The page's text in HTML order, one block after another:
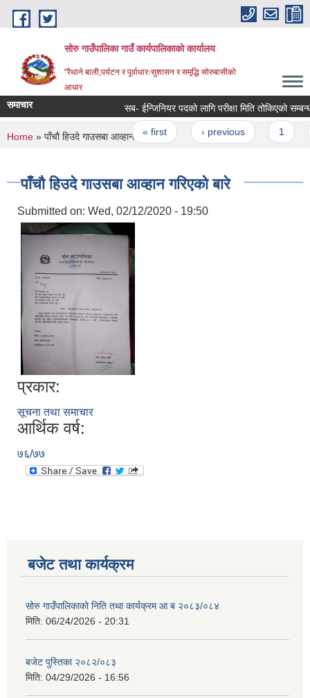
Skip to main content
सोरु गाउँपालिका गाउँ कार्यपालिकाको कार्यालय
"रैथाने बाली,पर्यटन र पूर्वाधारःसुशासन र समृद्धि सोरुबासीको
आधार
समाचार सब- ईन्जिनियर पदको लागि परीक्षा मिति तोकिएको
Pages
« first ‹ previous
You are here
Home » पाँचौ हिउदे गाउसबा आव्हान गरिएको बारे
पाँचौ हिउदे गाउसबा आव्हान गरिएको बारे
Submitted on: Wed, 02/12/2020 - 19:50
प्रकार:
सूचना तथा समाचार
आर्थिक वर्ष:
७६/७७
बजेट तथा कार्यक्रम
सोरु गाउँपालिकाको निति तथा कार्यक्रम आ ब २०८३/०८४
मिति: 06/24/2026 - 20:31
बजेट पुस्तिका २०८२/०८३
मिति: 04/29/2026 - 16:56